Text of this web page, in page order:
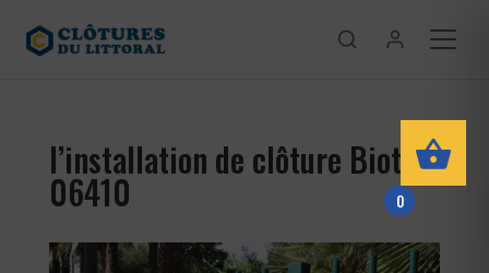
l’installation de clôture Biot
06410 0